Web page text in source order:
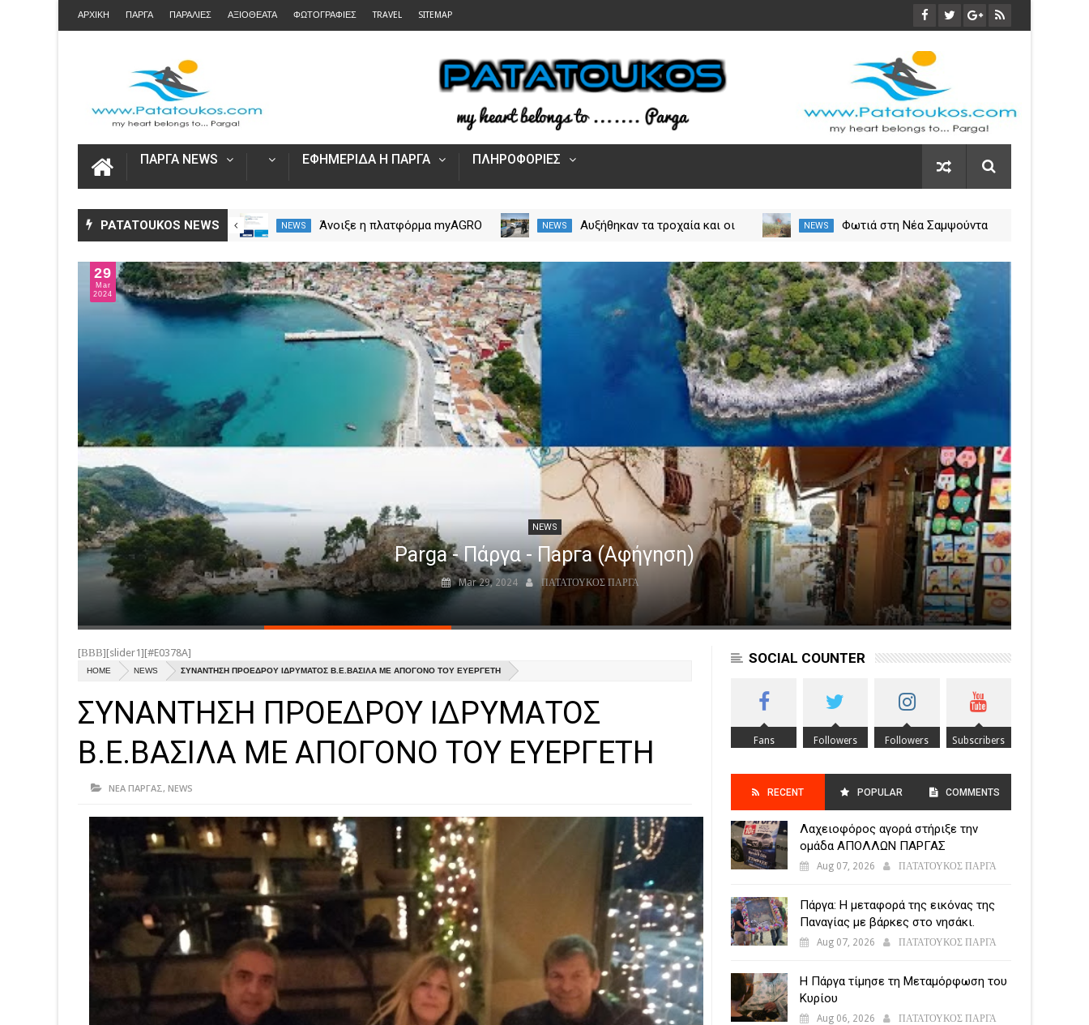
ΑΡΧΙΚΗ ΠΑΡΓΑ ΠΑΡΑΛΙΕΣ ΑΞΙΟΘΕΑΤΑ ΦΩΤΟΓΡΑΦΙΕΣ TRAVEL SITEMAP
ΠΑΡΓΑ NEWS ΕΦΗΜΕΡΙΔΑ Η ΠΑΡΓΑ ΠΛΗΡΟΦΟΡΙΕΣ
PATATOUKOS NEWS
Η Καινοτομία στα ταξίδια μόνο
στο Skarpos Tours Parga
NEWS
Άνοιξε η πλατφόρμα myAGRO
Ενιαία Αίτηση Ενίσχυσης
NEWS
Αυξήθηκαν τα τροχαία και οι
NEWS
Φωτιά στη Νέα Σαμψούντα
δυνάμεις
29
Mar
2024
NEWS
Parga - Πάργα - Парга (Αφήγηση)
Mar 29, 2024 ΠΑΤΑΤΟΥΚΟΣ ΠΑΡΓΑ
[ΒΒΒ][slider1][#E0378A]
HOME NEWS ΣΥΝΑΝΤΗΣΗ ΠΡΟΕΔΡΟΥ ΙΔΡΥΜΑΤΟΣ Β.Ε.ΒΑΣΙΛΑ ΜΕ ΑΠΟΓΟΝΟ ΤΟΥ ΕΥΕΡΓΕΤΗ
ΣΥΝΑΝΤΗΣΗ ΠΡΟΕΔΡΟΥ ΙΔΡΥΜΑΤΟΣ
Β.Ε.ΒΑΣΙΛΑ ΜΕ ΑΠΟΓΟΝΟ ΤΟΥ ΕΥΕΡΓΕΤΗ
ΝΕΑ ΠΑΡΓΑΣ, NEWS
SOCIAL COUNTER
Fans Followers Followers Subscribers
RECENT POPULAR
POSTS
COMMENTS
Λαχειοφόρος αγορά στήριξε την
ομάδα ΑΠΟΛΛΩΝ ΠΑΡΓΑΣ
Aug 07, 2026 ΠΑΤΑΤΟΥΚΟΣ ΠΑΡΓΑ
Πάργα: Η μεταφορά της εικόνας της
Παναγίας με βάρκες στο νησάκι.
Aug 07, 2026 ΠΑΤΑΤΟΥΚΟΣ ΠΑΡΓΑ
Η Πάργα τίμησε τη Μεταμόρφωση του
Κυρίου
Aug 06, 2026 ΠΑΤΑΤΟΥΚΟΣ ΠΑΡΓΑ